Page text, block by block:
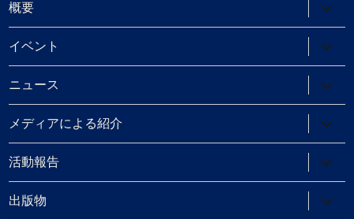
概要
ブ
メ
ニ
ュ
ー
を
展
開
イベント
ブ
メ
ニ
ュ
ー
を
展
開
ニュース
ブ
メ
ニ
ュ
ー
を
展
開
メディアによる紹介
ブ
メ
ニ
ュ
ー
を
展
活動報告
ブ
メ
ニ
ュ
出版物
ブ